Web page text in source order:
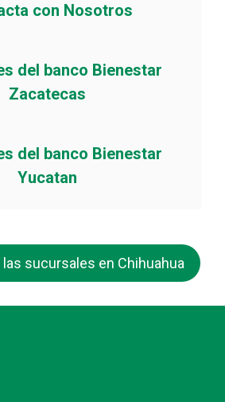
con Nosotros
del banco Bienestar
Zacatecas
del banco Bienestar
Yucatan
sucursales en Chihuahua